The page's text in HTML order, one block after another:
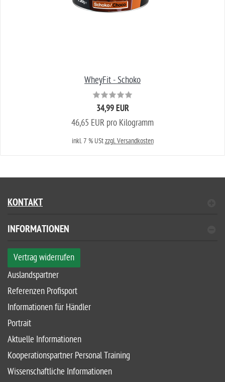
WheyFit - Schoko
34,99 EUR
46,65 EUR pro Kilogramm
inkl. 7 % UStzzgl. Versandkosten
KONTAKT
INFORMATIONEN
Vertrag widerrufen
Auslandspartner
Referenzen Profisport
Informationen für Händler
Portrait
Aktuelle Informationen
Kooperationspartner Personal Training
Wissenschaftliche Informationen